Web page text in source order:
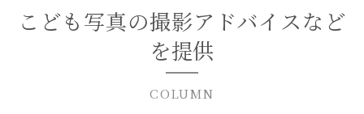
こども写真の撮影アドバイスなど
を提供
COLUMN